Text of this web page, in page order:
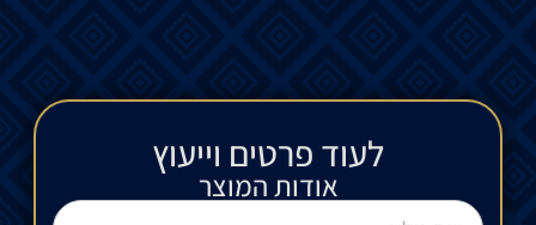
לעוד פרטים וייעוץ​
אודות המוצר